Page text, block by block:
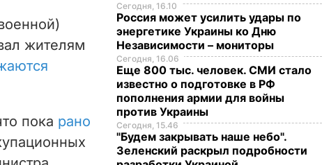
жителям
пока рано
Сегодня, 16.10
Россия может усилить удары по
энергетике Украины ко Дню
Независимости – мониторы
Сегодня, 16.06
Еще 800 тыс. человек. СМИ стало
известно о подготовке в РФ
пополнения армии для войны
против Украины
Сегодня, 15.46
"Будем закрывать наше небо".
Зеленский раскрыл подробности